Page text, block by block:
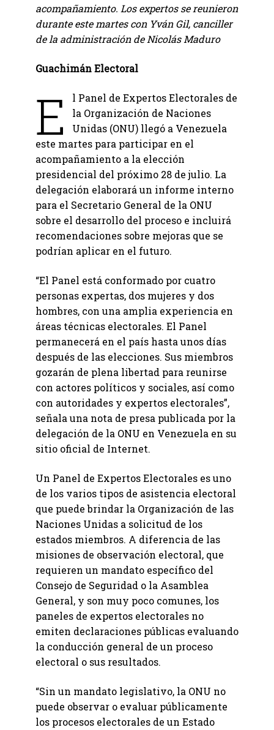
acompañamiento. Los expertos se reunieron
durante este martes con Yván Gil, canciller
de la administración de Nicolás Maduro
Guachimán Electoral
E
l Panel de Expertos Electorales de
la Organización de Naciones
Unidas (ONU) llegó a Venezuela
este martes para participar en el
acompañamiento a la elección
presidencial del próximo 28 de julio. La
delegación elaborará un informe interno
para el Secretario General de la ONU
sobre el desarrollo del proceso e incluirá
recomendaciones sobre mejoras que se
podrían aplicar en el futuro.
“El Panel está conformado por cuatro
personas expertas, dos mujeres y dos
hombres, con una amplia experiencia en
áreas técnicas electorales. El Panel
permanecerá en el país hasta unos días
después de las elecciones. Sus miembros
gozarán de plena libertad para reunirse
con actores políticos y sociales, así como
con autoridades y expertos electorales”,
señala una nota de presa publicada por la
delegación de la ONU en Venezuela en su
sitio oficial de Internet.
Un Panel de Expertos Electorales es uno
de los varios tipos de asistencia electoral
que puede brindar la Organización de las
Naciones Unidas a solicitud de los
estados miembros. A diferencia de las
misiones de observación electoral, que
requieren un mandato específico del
Consejo de Seguridad o la Asamblea
General, y son muy poco comunes, los
paneles de expertos electorales no
emiten declaraciones públicas evaluando
la conducción general de un proceso
electoral o sus resultados.
“Sin un mandato legislativo, la ONU no
puede observar o evaluar públicamente
los procesos electorales de un Estado